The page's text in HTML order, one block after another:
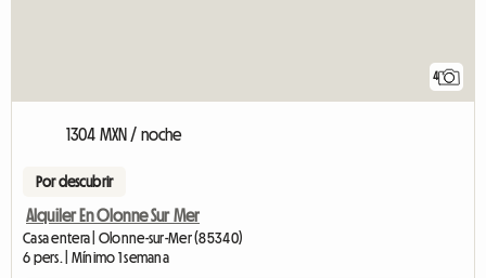
4
1304 MXN / noche
Por descubrir
Alquiler En Olonne Sur Mer
Casa entera | Olonne-sur-Mer (85340)
6 pers. | Mínimo 1 semana